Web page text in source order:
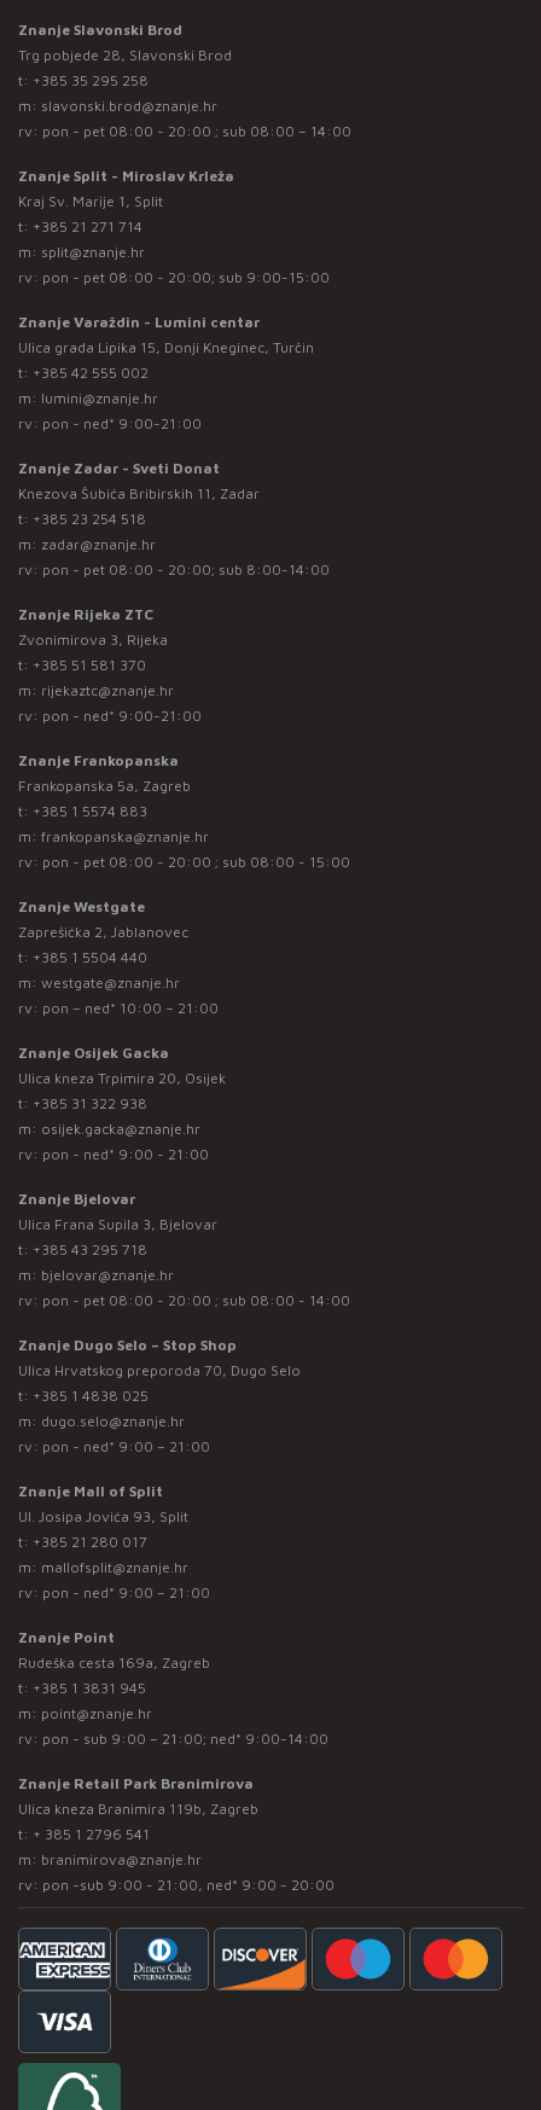
Znanje Slavonski Brod
Trg pobjede 28, Slavonski Brod
t: +385 35 295 258
m: slavonski.brod@znanje.hr
rv: pon - pet 08:00 - 20:00 ; sub 08:00 – 14:00
Znanje Split - Miroslav Krleža
Kraj Sv. Marije 1, Split
t: +385 21 271 714
m: split@znanje.hr
rv: pon - pet 08:00 - 20:00; sub 9:00-15:00
Znanje Varaždin - Lumini centar
Ulica grada Lipika 15, Donji Kneginec, Turčin
t: +385 42 555 002
m: lumini@znanje.hr
rv: pon - ned* 9:00-21:00
Znanje Zadar - Sveti Donat
Knezova Šubića Bribirskih 11, Zadar
t: +385 23 254 518
m: zadar@znanje.hr
rv: pon - pet 08:00 - 20:00; sub 8:00-14:00
Znanje Rijeka ZTC
Zvonimirova 3, Rijeka
t: +385 51 581 370
m: rijekaztc@znanje.hr
rv: pon - ned* 9:00-21:00
Znanje Frankopanska
Frankopanska 5a, Zagreb
t: +385 1 5574 883
m: frankopanska@znanje.hr
rv: pon - pet 08:00 - 20:00 ; sub 08:00 - 15:00
Znanje Westgate
Zaprešićka 2, Jablanovec
t: +385 1 5504 440
m: westgate@znanje.hr
rv: pon – ned* 10:00 – 21:00
Znanje Osijek Gacka
Ulica kneza Trpimira 20, Osijek
t: +385 31 322 938
m: osijek.gacka@znanje.hr
rv: pon - ned* 9:00 - 21:00
Znanje Bjelovar
Ulica Frana Supila 3, Bjelovar
t: +385 43 295 718
m: bjelovar@znanje.hr
rv: pon - pet 08:00 - 20:00 ; sub 08:00 - 14:00
Znanje Dugo Selo – Stop Shop
Ulica Hrvatskog preporoda 70, Dugo Selo
t: +385 1 4838 025
m: dugo.selo@znanje.hr
rv: pon - ned* 9:00 – 21:00
Znanje Mall of Split
Ul. Josipa Jovića 93, Split
t: +385 21 280 017
m: mallofsplit@znanje.hr
rv: pon - ned* 9:00 – 21:00
Znanje Point
Rudeška cesta 169a, Zagreb
t: +385 1 3831 945
m: point@znanje.hr
rv: pon - sub 9:00 – 21:00; ned* 9:00-14:00
Znanje Retail Park Branimirova
Ulica kneza Branimira 119b, Zagreb
t: + 385 1 2796 541
m: branimirova@znanje.hr
rv: pon -sub 9:00 - 21:00, ned* 9:00 - 20:00